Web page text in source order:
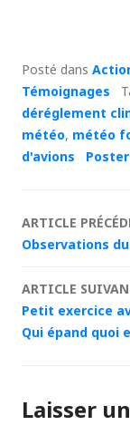
Posté dans
Témoignages
déréglement
météo, météo
d'avions
articles
ARTICLE
Observations
ARTICLE
Petit exercice
Qui épand quoi
Laisser